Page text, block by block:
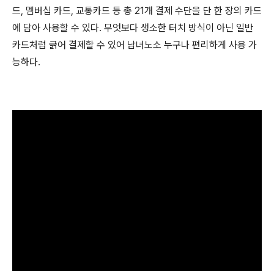
드, 멤버십 카드, 교통카드 등 총 21개 결제 수단을 단 한 장의 카드
에 담아 사용할 수 있다. 무엇보다 생소한 터치 방식이 아닌 일반
카드처럼 긁어 결제할 수 있어 남녀노소 누구나 편리하게 사용 가
능하다.